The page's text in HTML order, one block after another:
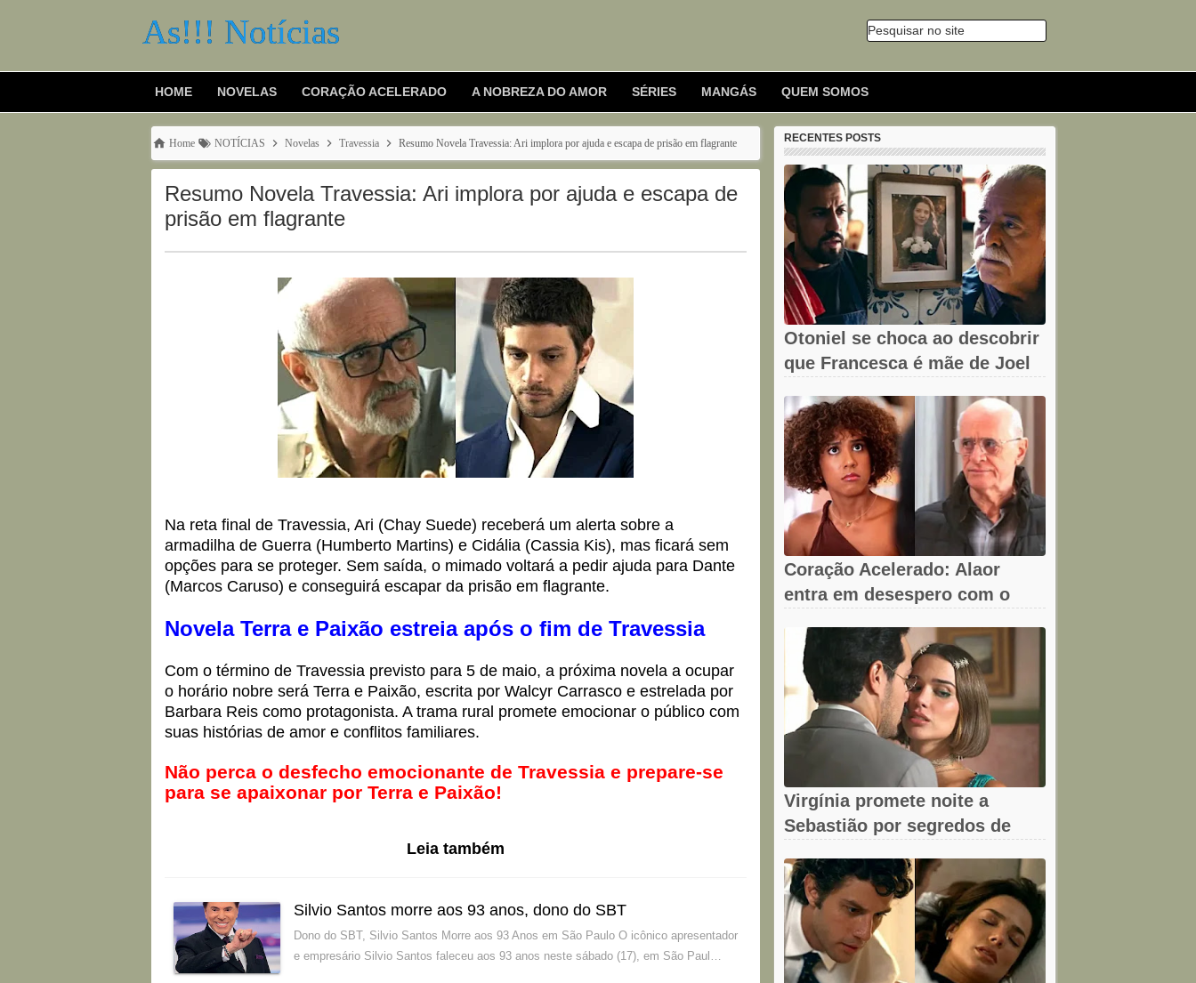
As!!! Notícias Pesquisar no site
HOME NOVELAS CORAÇÃO ACELERADO A NOBREZA DO AMOR SÉRIES MANGÁS QUEM SOMOS
Home NOTÍCIAS Novelas Travessia Resumo Novela Travessia: Ari implora por ajuda e escapa de prisão em flagrante
Resumo Novela Travessia: Ari implora por ajuda e escapa de
prisão em flagrante
Na reta final de Travessia, Ari (Chay Suede) receberá um alerta sobre a
armadilha de Guerra (Humberto Martins) e Cidália (Cassia Kis), mas ficará sem
opções para se proteger. Sem saída, o mimado voltará a pedir ajuda para Dante
(Marcos Caruso) e conseguirá escapar da prisão em flagrante.
Novela Terra e Paixão estreia após o fim de Travessia
Com o término de Travessia previsto para 5 de maio, a próxima novela a ocupar
o horário nobre será Terra e Paixão, escrita por Walcyr Carrasco e estrelada por
Barbara Reis como protagonista. A trama rural promete emocionar o público com
suas histórias de amor e conflitos familiares.
Não perca o desfecho emocionante de Travessia e prepare-se
para se apaixonar por Terra e Paixão!
Leia também
Silvio Santos morre aos 93 anos, dono do SBT
Dono do SBT, Silvio Santos Morre aos 93 Anos em São Paulo O icônico apresentador
e empresário Silvio Santos faleceu aos 93 anos neste sábado (17), em São Paul…
RECENTES POSTS
Otoniel se choca ao descobrir
que Francesca é mãe de Joel
Coração Acelerado: Alaor
entra em desespero com o
Virgínia promete noite a
Sebastião por segredos de